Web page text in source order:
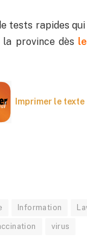
tests rapides
province dès
Imprimer le texte
Information
virus